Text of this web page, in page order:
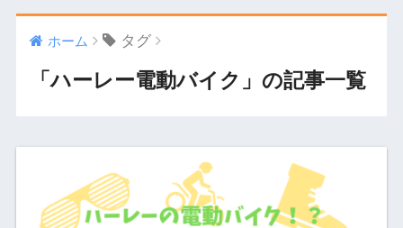
ホーム タグ
「ハーレー電動バイク」の記事一覧